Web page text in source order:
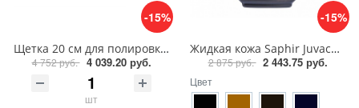
-15%
Щетка 20 см для полировки из ценных пород дерева Saphir Brosse Crin de Cheval Naturel
4 752 руб. 4 039.20 руб.
шт
-15%
Жидкая кожа Saphir Juvacuir крем краситель, 75 мл
2 875 руб. 2 443.75 руб.
Цвет